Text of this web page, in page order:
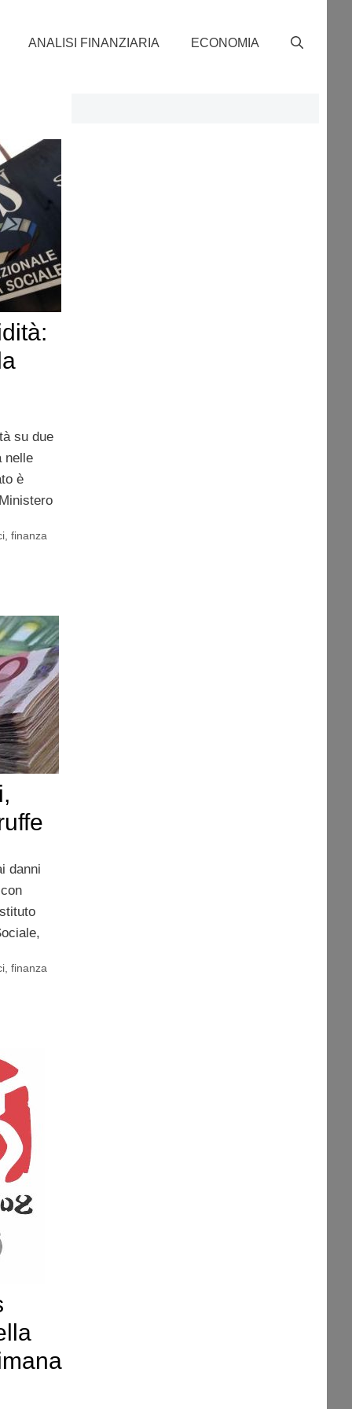
ANALISI FINANZIARIA ECONOMIA
su due
nelle
è
,finanza
danni
,finanza